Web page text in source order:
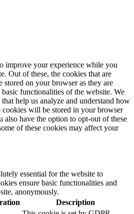
improve your experience while you
Out of these, the cookies that are
stored on your browser as they are
functionalities of the website. We
help us analyze and understand how
cookies will be stored in your browser
have the option to opt-out of these
of these cookies may affect your
essential for the website to
ensure basic functionalities and
anonymously.
Description